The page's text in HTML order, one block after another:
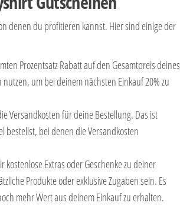
denen du profitieren kannst. Hier sind einige der
Prozentsatz Rabatt auf den Gesamtpreis deines
um bei deinem nächsten Einkauf 20% zu
Versandkosten für deine Bestellung. Das ist
bestellst, bei denen die Versandkosten
kostenlose Extras oder Geschenke zu deiner
Produkte oder exklusive Zugaben sein. Es
mehr Wert aus deinem Einkauf zu erhalten.